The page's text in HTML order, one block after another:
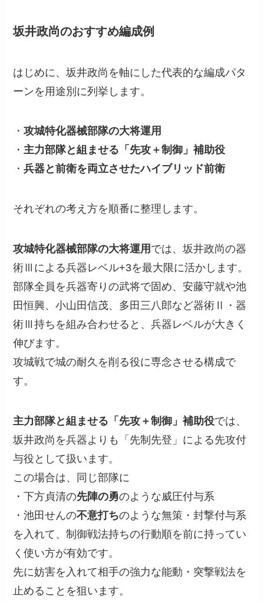
坂井政尚のおすすめ編成例
はじめに、坂井政尚を軸にした代表的な編成パタ
ーンを用途別に列挙します。
・攻城特化器械部隊の大将運用
・主力部隊と組ませる「先攻＋制御」補助役
・兵器と前衛を両立させたハイブリッド前衛
それぞれの考え方を順番に整理します。
攻城特化器械部隊の大将運用 では、坂井政尚の器
術Ⅲによる兵器レベル+3を最大限に活かします。
部隊全員を兵器寄りの武将で固め、安藤守就や池
田恒興、小山田信茂、多田三八郎など器術Ⅱ・器
術Ⅲ持ちを組み合わせると、兵器レベルが大きく
伸びます。
攻城戦で城の耐久を削る役に専念させる構成で
す。
主力部隊と組ませる「先攻＋制御」補助役では、
坂井政尚を兵器よりも「先制先登」による先攻付
与役として扱います。
この場合は、同じ部隊に
・下方貞清の先陣の勇のような威圧付与系
・池田せんの不意打ちのような無策・封撃付与系
を入れて、制御戦法持ちの行動順を前に持ってい
く使い方が有効です。
先に妨害を入れて相手の強力な能動・突撃戦法を
止めることを狙います。